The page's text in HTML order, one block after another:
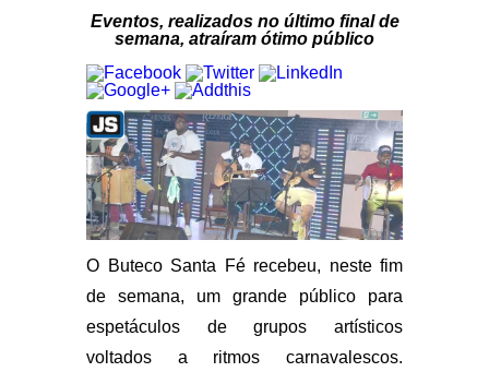
Eventos, realizados no último final de
semana, atraíram ótimo público
O Buteco Santa Fé recebeu, neste fim
de semana, um grande público para
espetáculos de grupos artísticos
voltados a ritmos carnavalescos.